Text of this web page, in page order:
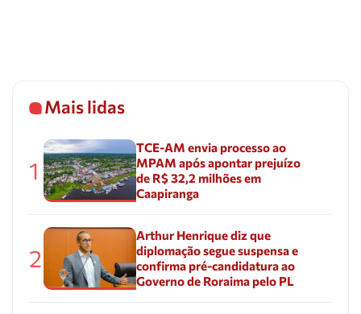
Mais lidas
1
TCE-AM envia processo ao
MPAM após apontar prejuízo
de R$ 32,2 milhões em
Caapiranga
2
Arthur Henrique diz que
diplomação segue suspensa e
confirma pré-candidatura ao
Governo de Roraima pelo PL